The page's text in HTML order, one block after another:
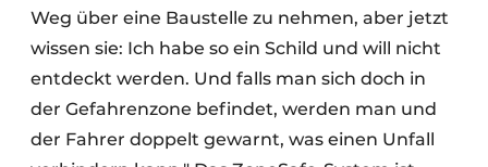
Weg über eine Baustelle zu nehmen, aber jetzt
wissen sie: Ich habe so ein Schild und will nicht
entdeckt werden. Und falls man sich doch in
der Gefahrenzone befindet, werden man und
der Fahrer doppelt gewarnt, was einen Unfall